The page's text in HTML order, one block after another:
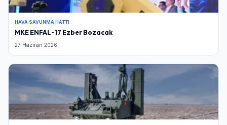
HAVA SAVUNMA HATTI
MKE ENFAL-17 Ezber Bozacak
27 Haziran 2026